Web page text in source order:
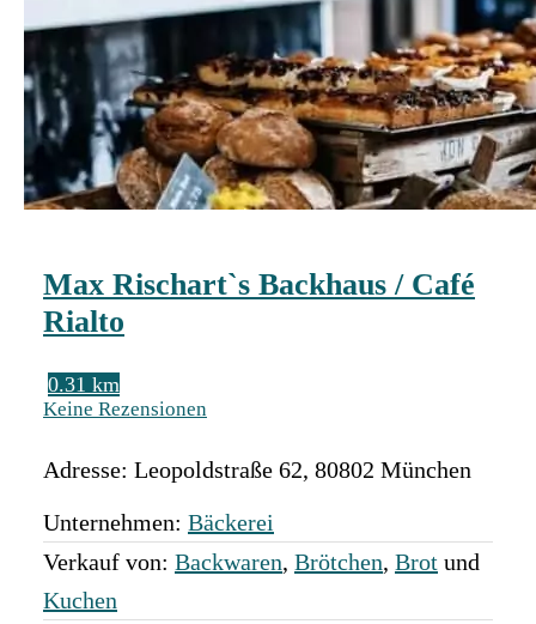
Max Rischart`s Backhaus / Café
Rialto
0.31 km
Keine Rezensionen
Adresse: Leopoldstraße 62, 80802 München
Unternehmen: Bäckerei
Verkauf von: Backwaren, Brötchen, Brot und
Kuchen